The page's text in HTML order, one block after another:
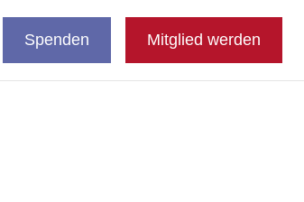
auswählen
DE
Spenden Mitglied werden